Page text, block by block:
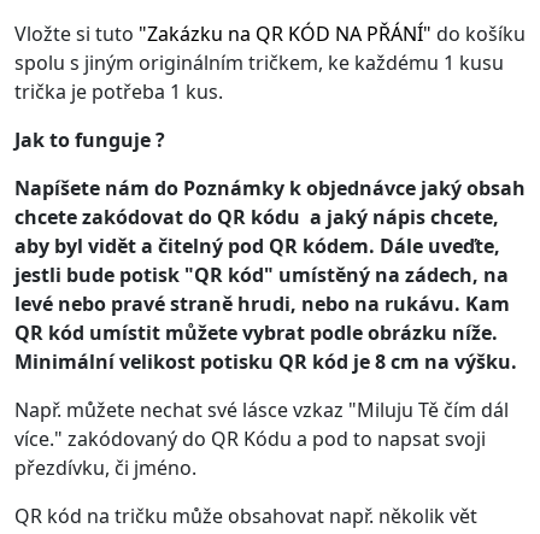
Vložte si tuto "Zakázku na QR KÓD NA PŘÁNÍ" do košíku
spolu s jiným originálním tričkem, ke každému 1 kusu
trička je potřeba 1 kus.
Jak to funguje ?
Napíšete nám do Poznámky k objednávce jaký obsah
chcete zakódovat do QR kódu a jaký nápis chcete,
aby byl vidět a čitelný pod QR kódem. Dále uveďte,
jestli bude potisk "QR kód" umístěný na zádech, na
levé nebo pravé straně hrudi, nebo na rukávu. Kam
QR kód umístit můžete vybrat podle obrázku níže.
Minimální velikost potisku QR kód je 8 cm na výšku.
Např. můžete nechat své lásce vzkaz "Miluju Tě čím dál
více." zakódovaný do QR Kódu a pod to napsat svoji
přezdívku, či jméno.
QR kód na tričku může obsahovat např. několik vět